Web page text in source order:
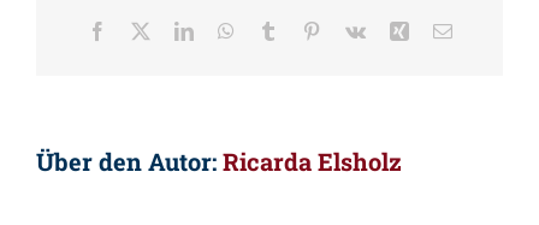
Facebook LinkedInWhatsApp
Tumblr Pinterest
Vk Xing E-
Über den Autor:Ricarda Elsholz